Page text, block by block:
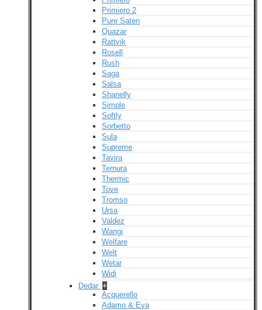
Primiero 2
Pure Saten
Quazar
Rattvik
Rosell
Rush
Saga
Salsa
Shanelly
Simple
Softly
Sorbetto
Sula
Supreme
Tavira
Ternura
Thermic
Tove
Tromso
Ursa
Valdez
Wangi
Welfare
Welt
Wetar
Widi
Dedar +
Acquerello
Adamo & Eva